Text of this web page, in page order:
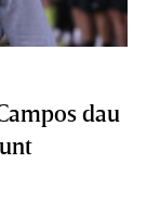
dau